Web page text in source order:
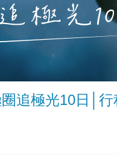
追極光10日│行